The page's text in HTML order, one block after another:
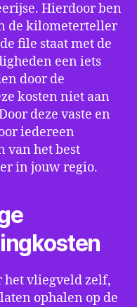
Hierdoor ben
de kilometerteller
file staat met de
een iets
door de
kosten niet aan
deze vaste en
iedereen
van het best
in jouw regio.
het vliegveld zelf,
ophalen op de